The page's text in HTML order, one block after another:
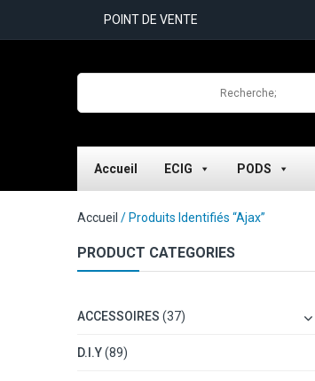
POINT DE VENTE
Accueil ECIG PODS
Accueil / Produits Identifiés “Ajax”
PRODUCT CATEGORIES
ACCESSOIRES (37)
D.I.Y(89)